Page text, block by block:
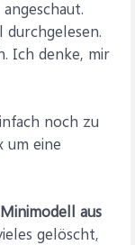
durchgelesen.
Ich denke, mir
noch zu
um eine
Minimodell aus
gelöscht,